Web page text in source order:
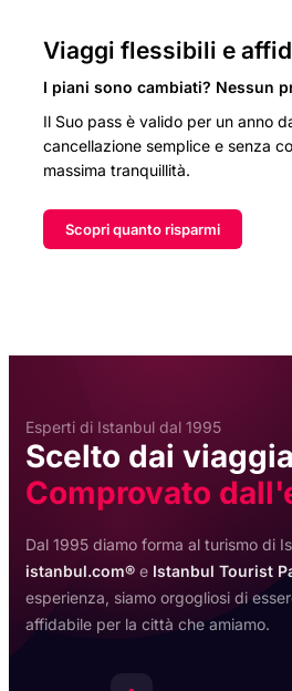
Viaggi flessibili e
I piani sono cambiati? Nessun
Il Suo pass è valido per un anno
cancellazione semplice e senza
massima tranquillità.
Scopri quanto risparmi
Esperti di Istanbul dal 1995
Scelto dai
Comprovato
Dal 1995 diamo forma al turismo di
istanbul.com® e Istanbul Tourist
esperienza, siamo orgogliosi di
affidabile per la città che amiamo.